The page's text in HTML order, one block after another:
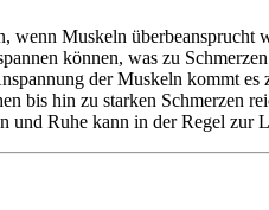
wenn Muskeln
können, was zu
der Muskeln kommt
bis hin zu starken
und Ruhe kann in der Regel zur